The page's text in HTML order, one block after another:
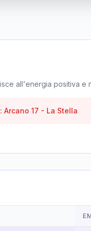
all'energia positiva e
Arcano 17 - La Stella